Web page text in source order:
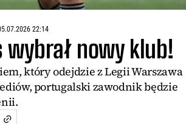
22:14
wybrał nowy klub!
który odejdzie z Legii Warszawa
portugalski zawodnik będzie